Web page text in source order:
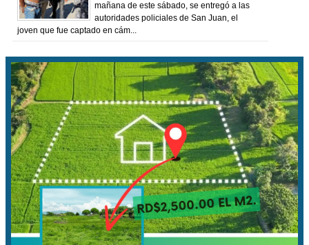
mañana de este sábado, se entregó a las
autoridades policiales de San Juan, el
joven que fue captado en cám...